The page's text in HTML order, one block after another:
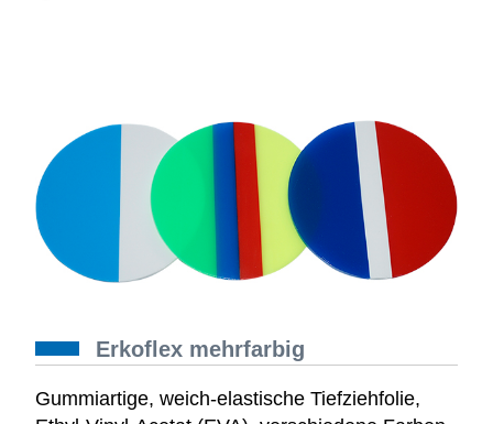
Erkoflex mehrfarbig
Gummiartige, weich-elastische Tiefziehfolie,